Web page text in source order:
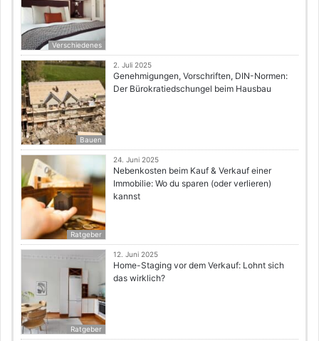
Verschiedenes
Bauen
2. Juli 2025
Genehmigungen, Vorschriften, DIN-Normen:
Der Bürokratiedschungel beim Hausbau
Ratgeber
24. Juni 2025
Nebenkosten beim Kauf & Verkauf einer
Immobilie: Wo du sparen (oder verlieren)
kannst
Ratgeber
12. Juni 2025
Home-Staging vor dem Verkauf: Lohnt sich
das wirklich?